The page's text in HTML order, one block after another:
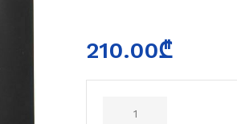
210.00₾